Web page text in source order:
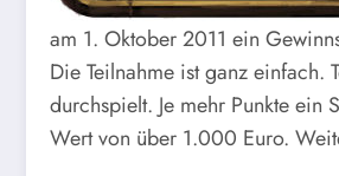
am 1. Oktober 2011 ein
Die Teilnahme ist ganz einfach.
durchspielt. Je mehr Punkte
Wert von über 1.000 Euro.